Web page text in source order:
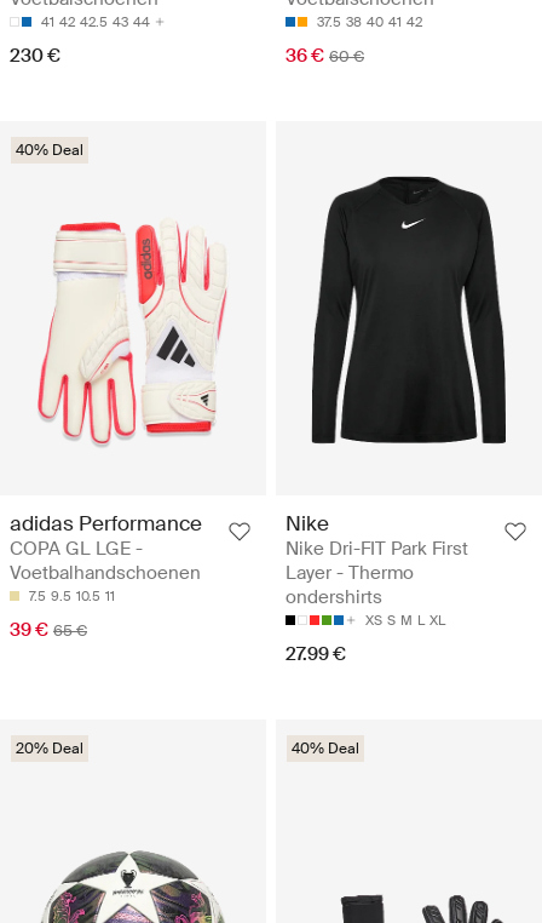
41 42 42.5 43 44
230 €
37.5 38 40 41 42
36 € 60 €
40% Deal
adidas Performance
COPA GL LGE -
Voetbalhandschoenen
7.5 9.5 10.5 11
39 € 65 €
Nike
Nike Dri-FIT Park First
Layer - Thermo
ondershirts
XS S M L XL
27.99 €
20% Deal 40% Deal